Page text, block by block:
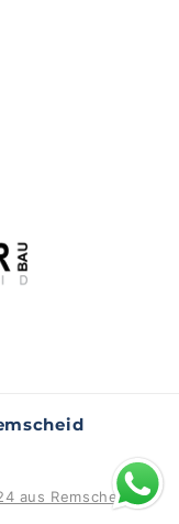
aus Remscheid